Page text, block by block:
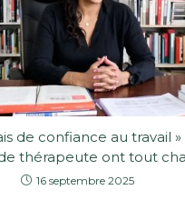
de confiance au travail »
thérapeute ont tout
16 septembre 2025